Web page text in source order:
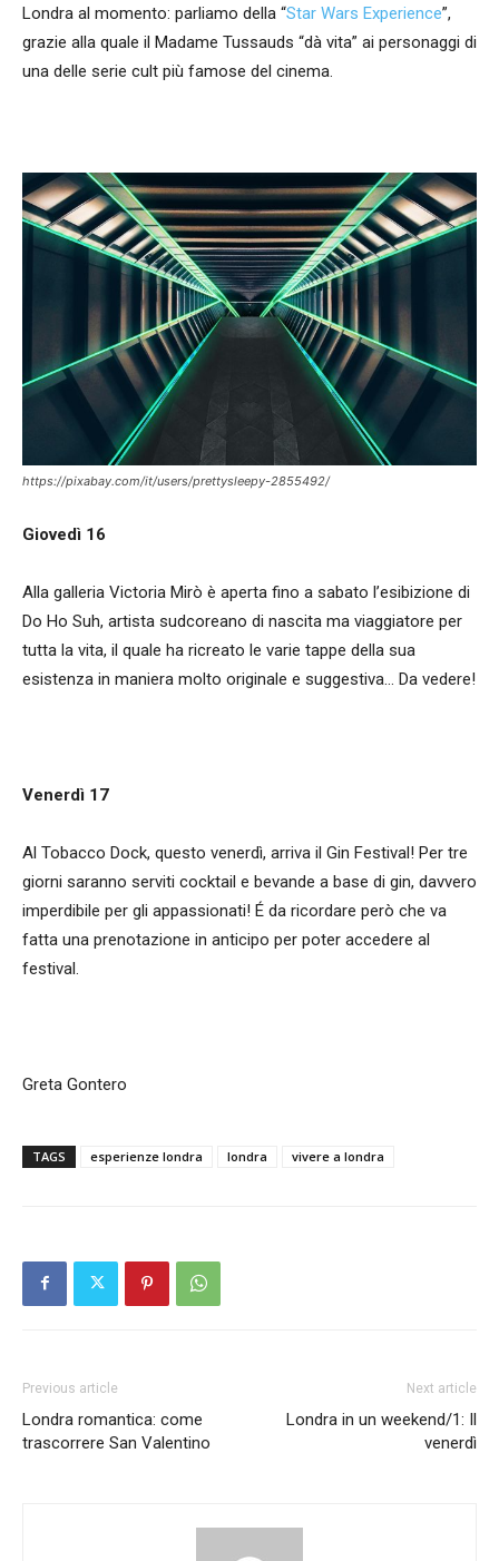
Londra al momento: parliamo della “Star Wars Experience”,
grazie alla quale il Madame Tussauds “dà vita” ai personaggi di
una delle serie cult più famose del cinema.
https://pixabay.com/it/users/prettysleepy-2855492/
Giovedì 16
Alla galleria Victoria Mirò è aperta fino a sabato l’esibizione di
Do Ho Suh, artista sudcoreano di nascita ma viaggiatore per
tutta la vita, il quale ha ricreato le varie tappe della sua
esistenza in maniera molto originale e suggestiva… Da vedere!
Venerdì 17
Al Tobacco Dock, questo venerdì, arriva il Gin Festival! Per tre
giorni saranno serviti cocktail e bevande a base di gin, davvero
imperdibile per gli appassionati! É da ricordare però che va
fatta una prenotazione in anticipo per poter accedere al
festival.
Greta Gontero
TAGS esperienze londra londra vivere a londra
Previous article
Londra romantica: come
trascorrere San Valentino
Next article
Londra in un weekend/1: Il
venerdì